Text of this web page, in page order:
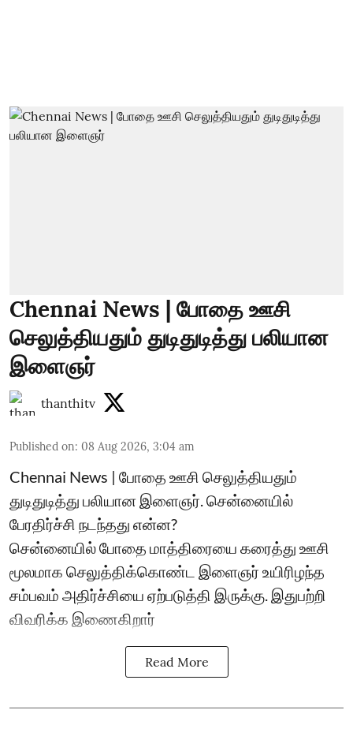
Chennai News | போதை ஊசி
செலுத்தியதும் துடிதுடித்து பலியான
இளைஞர்
thanthitv
Published on: 08 Aug 2026, 3:04 am
Chennai News | போதை ஊசி செலுத்தியதும்
துடிதுடித்து பலியான இளைஞர். சென்னையில்
பேரதிர்ச்சி நடந்தது என்ன?
சென்னையில் போதை மாத்திரையை கரைத்து ஊசி
மூலமாக செலுத்திக்கொண்ட இளைஞர் உயிரிழந்த
சம்பவம் அதிர்ச்சியை ஏற்படுத்தி இருக்கு. இதுபற்றி
விவரிக்க இணைகிறார்
Read More